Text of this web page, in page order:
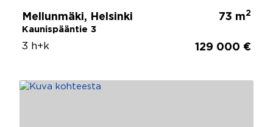
Mellunmäki, Helsinki
Kaunispääntie 3
73 m2
3 h+k 129 000 €